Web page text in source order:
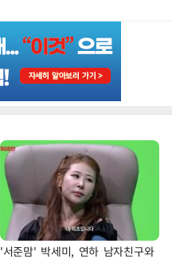
'서준맘' 박세미, 연하 남자친구와